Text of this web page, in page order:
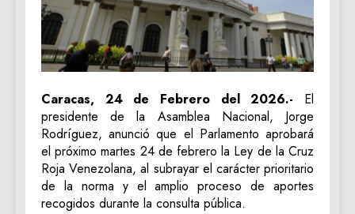
Caracas, 24 de Febrero del 2026.- El
presidente de la Asamblea Nacional, Jorge
Rodríguez, anunció que el Parlamento aprobará
el próximo martes 24 de febrero la Ley de la Cruz
Roja Venezolana, al subrayar el carácter prioritario
de la norma y el amplio proceso de aportes
recogidos durante la consulta pública.